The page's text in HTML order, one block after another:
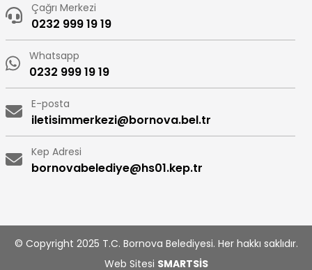
Çağrı Merkezi
0232 999 19 19
Whatsapp
0232 999 19 19
E-posta
iletisimmerkezi@bornova.bel.tr
Kep Adresi
bornovabelediye@hs01.kep.tr
© Copyright 2025 T.C. Bornova Belediyesi. Her hakkı saklıdır.
Web Sitesi SMARTSİS